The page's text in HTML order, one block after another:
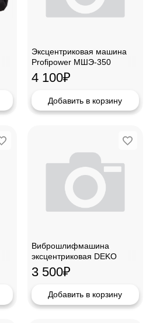
Эксцентриковая машина
Profipower МШЭ-350
,E0273
4 100₽
Добавить в корзину
Виброшлифмашина
эксцентриковая DEKO
DKG350 063-4263
3 500₽
Добавить в корзину